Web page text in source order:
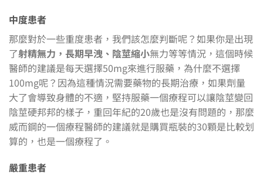
中度患者
那麼對於一些重度患者，我們該怎麼判斷呢？如果你是出現
了射精無力，長期早洩、陰莖縮小無力等等情況，這個時候
醫師的建議是每天選擇50mg來進行服藥，為什麼不選擇
100mg呢？因為這種情況需要藥物的長期治療，如果劑量
大了會導致身體的不適，堅持服藥一個療程可以讓陰莖變回
陰莖硬邦邦的樣子，重回年紀的20歲也是沒有問題的，那麼
威而鋼的一個療程醫師的建議就是購買瓶裝的30顆是比較划
算的，也是一個療程了。
嚴重患者